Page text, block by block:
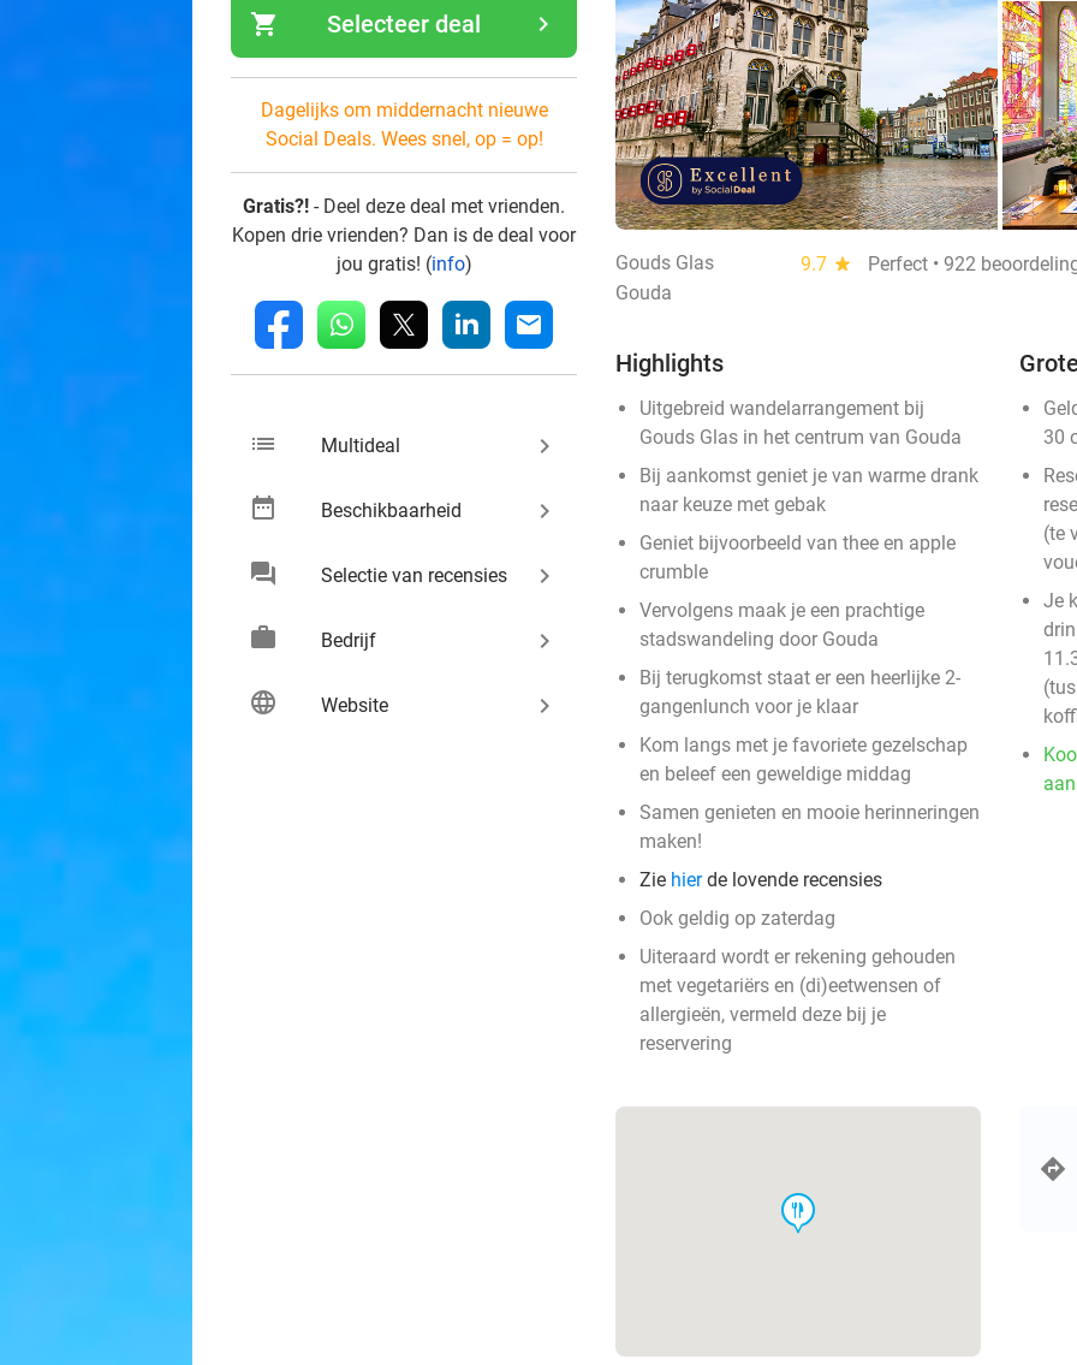
shopping_cart navigate_next
Selecteer deal
Dagelijks om middernacht nieuwe
Social Deals. Wees snel, op = op!
Gratis?! - Deel deze deal met vrienden.
Kopen drie vrienden? Dan is de deal voor
jou gratis! (info)
fb whatsapp linkedin mail
list Multideal keyboard_arrow_right
date_range Beschikbaarheid keyboard_arrow_right
chat Selectie van recensies keyboard_arrow_right
work Bedrijf keyboard_arrow_right
language Website keyboard_arrow_right
Gouds Glas 9.7 star
Perfect • 922
Gouda
Highlights
Uitgebreid wandelarrangement bij
Gouds Glas in het centrum van Gouda
Bij aankomst geniet je van warme drank
naar keuze met gebak
Geniet bijvoorbeeld van thee en apple
crumble
Vervolgens maak je een prachtige
stadswandeling door Gouda
Bij terugkomst staat er een heerlijke 2-
gangenlunch voor je klaar
Kom langs met je favoriete gezelschap
en beleef een geweldige middag
Samen genieten en mooie herinneringen
maken!
Zie hierde lovende recensies
Ook geldig op zaterdag
Uiteraard wordt er rekening gehouden
met vegetariërs en (di)eetwensen of
allergieën, vermeld deze bij je
reservering
30
(te
Je
food